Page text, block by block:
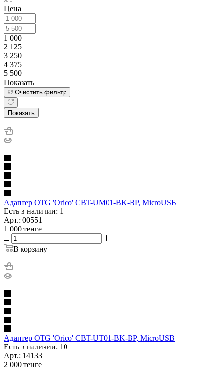
Цена
1 000
2 125
3 250
4 375
5 500
Показать
Очистить фильтр
Показать
Адаптер OTG 'Orico' CBT-UM01-BK-BP, MicroUSB
Есть в наличии: 1
Арт.: 00551
1 000 тенге
В корзину
Адаптер OTG 'Orico' CBT-UT01-BK-BP, MicroUSB
Есть в наличии: 10
Арт.: 14133
2 000 тенге